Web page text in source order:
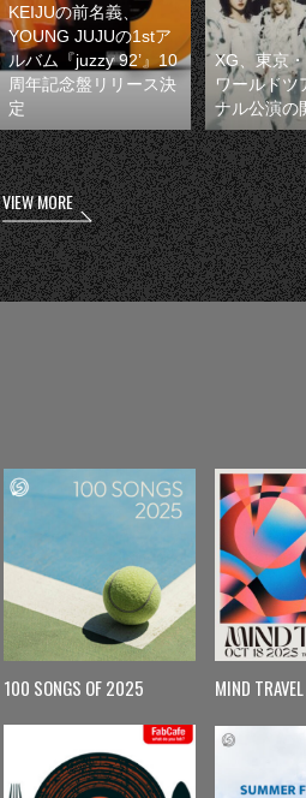
KEIJUの前名義、
YOUNG JUJUの1stア
ルバム『juzzy 92’』10
周年記念盤リリース決
定
XG、東京
ワールドツ
ナル公演の
VIEW MORE
100 SONGS OF 2025 MIND TRAVEL